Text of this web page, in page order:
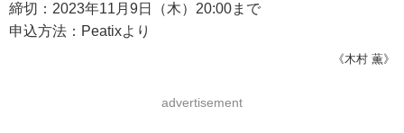
締切：2023年11月9日（木）20:00まで
申込方法：Peatixより
《木村 薫》
advertisement